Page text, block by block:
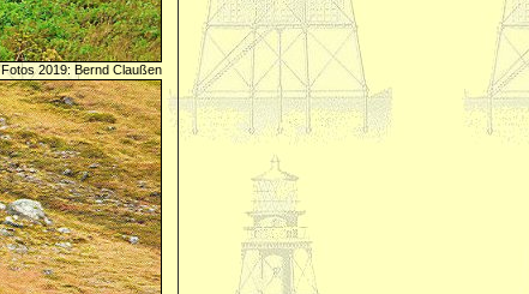
Fotos 2019: Bernd Claußen